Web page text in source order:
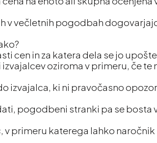
v večletnih pogodbah
cen in za katera dela se jo
oziroma v primeru, če te
izvajalca, ki ni pravočasno
pogodbeni stranki pa se bosta
v primeru katerega lahko naročnik